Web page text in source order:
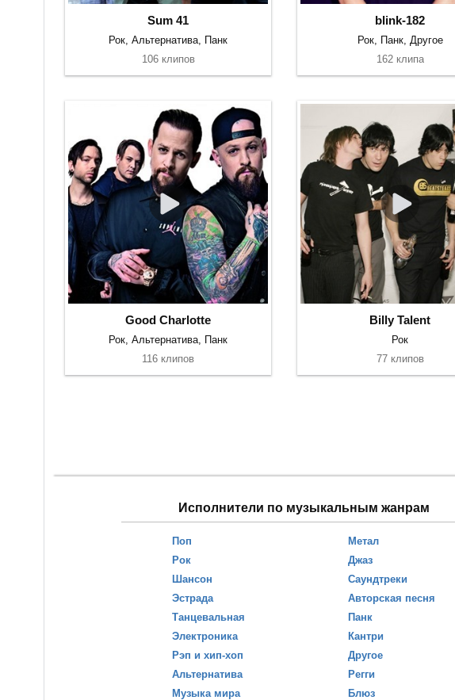
Sum 41
Рок, Альтернатива, Панк
106 клипов
blink-182
Рок, Панк, Другое
162 клипа
Good Charlotte
Рок, Альтернатива, Панк
116 клипов
Billy Talent
Рок
77 клипов
Исполнители по музыкальным жанрам
Поп
Рок
Шансон
Эстрада
Танцевальная
Электроника
Рэп и хип-хоп
Альтернатива
Музыка мира
Метал
Джаз
Саундтреки
Авторская песня
Панк
Кантри
Другое
Регги
Блюз